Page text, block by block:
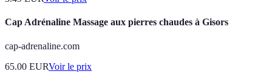
Cap Adrénaline Massage aux pierres chaudes à Gisors
cap-adrenaline.com
65.00 EURVoir le prix